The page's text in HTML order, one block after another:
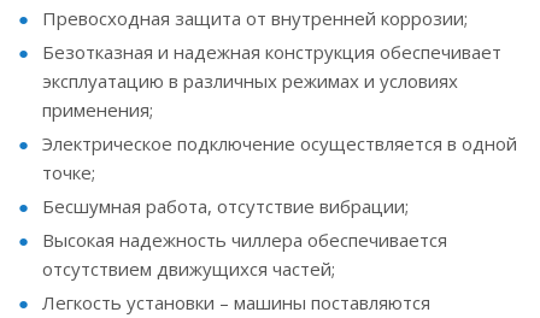
Превосходная защита от внутренней коррозии;
Безотказная и надежная конструкция обеспечивает
эксплуатацию в различных режимах и условиях
применения;
Электрическое подключение осуществляется в одной
точке;
Бесшумная работа, отсутствие вибрации;
Высокая надежность чиллера обеспечивается
отсутствием движущихся частей;
Легкость установки – машины поставляются